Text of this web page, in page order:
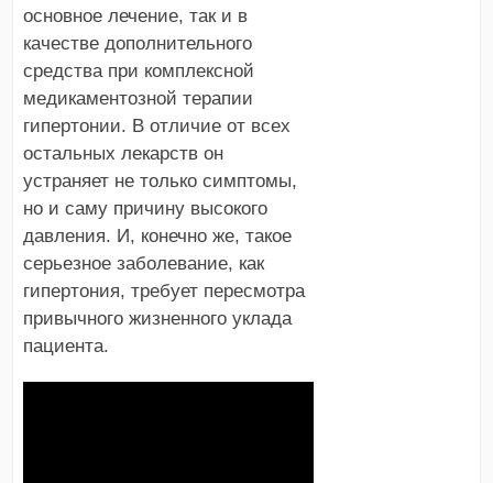
основное лечение, так и в
качестве дополнительного
средства при комплексной
медикаментозной терапии
гипертонии. В отличие от всех
остальных лекарств он
устраняет не только симптомы,
но и саму причину высокого
давления. И, конечно же, такое
серьезное заболевание, как
гипертония, требует пересмотра
привычного жизненного уклада
пациента.